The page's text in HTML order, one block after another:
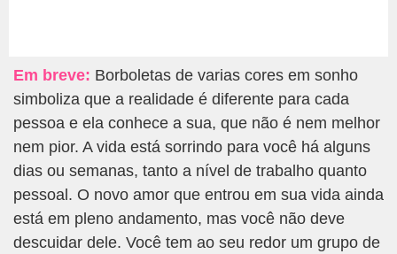
Em breve: Borboletas de varias cores em sonho
simboliza que a realidade é diferente para cada
pessoa e ela conhece a sua, que não é nem melhor
nem pior. A vida está sorrindo para você há alguns
dias ou semanas, tanto a nível de trabalho quanto
pessoal. O novo amor que entrou em sua vida ainda
está em pleno andamento, mas você não deve
descuidar dele. Você tem ao seu redor um grupo de